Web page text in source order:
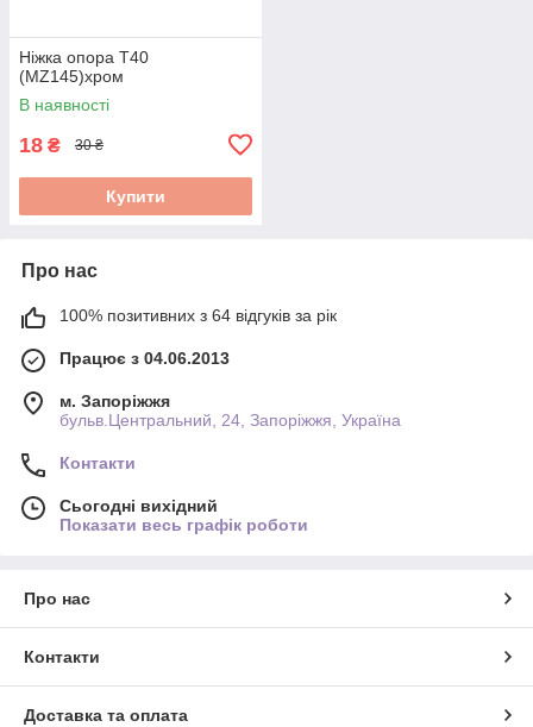
Ніжка опора T40
(MZ145)хром
В наявності
18 ₴ 30 ₴
Купити
Про нас
100% позитивних з 64 відгуків за рік
Працює з 04.06.2013
м. Запоріжжя
бульв.Центральний, 24, Запоріжжя, Україна
Контакти
Сьогодні вихідний
Показати весь графік роботи
Про нас
Контакти
Доставка та оплата